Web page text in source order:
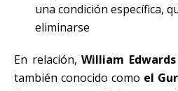
una condición específica,
eliminarse
En relación, William
también conocido como el